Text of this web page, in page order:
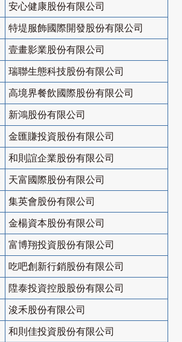
安心健康股份有限公司
特堤服飾國際開發股份有限公司
壹畫影業股份有限公司
瑞聯生態科技股份有限公司
高境界餐飲國際股份有限公司
新鴻股份有限公司
金匯賺投資股份有限公司
和則誼企業股份有限公司
天富國際股份有限公司
集英會股份有限公司
金楊資本股份有限公司
富博翔投資股份有限公司
吃吧創新行銷股份有限公司
陞泰投資控股股份有限公司
浚禾股份有限公司
和則佳投資股份有限公司